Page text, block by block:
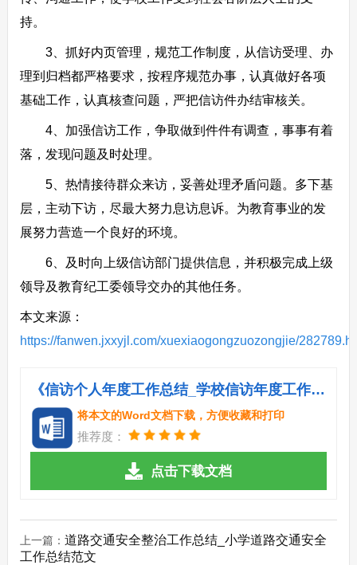
持。
3、抓好内页管理，规范工作制度，从信访受理、办
理到归档都严格要求，按程序规范办事，认真做好各项
基础工作，认真核查问题，严把信访件办结审核关。
4、加强信访工作，争取做到件件有调查，事事有着
落，发现问题及时处理。
5、热情接待群众来访，妥善处理矛盾问题。多下基
层，主动下访，尽最大努力息访息诉。为教育事业的发
展努力营造一个良好的环境。
6、及时向上级信访部门提供信息，并积极完成上级
领导及教育纪工委领导交办的其他任务。
本文来源：
https://fanwen.jxxyjl.com/xuexiaogongzuozongjie/
《信访个人年度工作总结_学校信访年度工作总结特辑.doc》
将本文的Word文档下载，方便收藏和打印
推荐度：
点击下载文档
上一篇： 道路交通安全整治工作总结_小学道路交通安全
工作总结范文